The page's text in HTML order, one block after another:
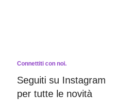
Connettiti con noi.
Seguiti su Instagram
per tutte le novità